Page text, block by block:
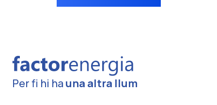
Per fi hi ha una altra llum